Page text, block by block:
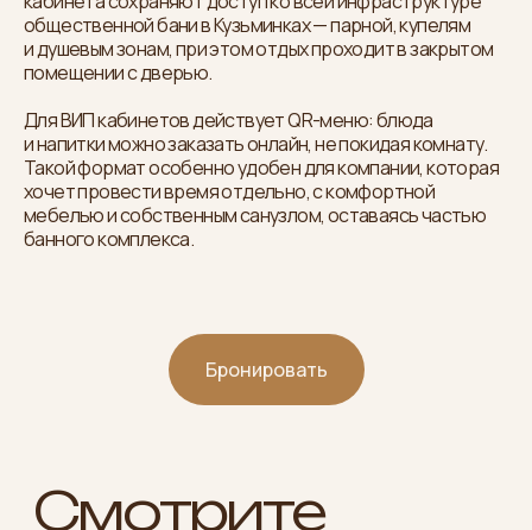
общественной бани в Кузьминках — парной, купелям
и душевым зонам, при этом отдых проходит в закрытом
помещении с дверью.
Для ВИП кабинетов действует QR-меню: блюда
и напитки можно заказать онлайн, не покидая комнату.
Такой формат особенно удобен для компании, которая
хочет провести время отдельно, с комфортной
мебелью и собственным санузлом, оставаясь частью
банного комплекса.
Бронировать